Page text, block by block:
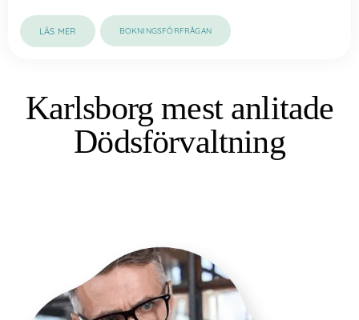
LÄS MER BOKNINGSFÖRFRÅGAN
Karlsborg mest anlitade
Dödsförvaltning